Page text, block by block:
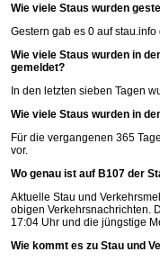
Wie viele Staus wurden
Gestern gab es 0 aufstau.info
Wie viele Staus wurden in
gemeldet?
In den letzten sieben Tagen
Wie viele Staus wurden in
Für die vergangenen 365
vor.
Wo genau ist auf B107 der
Aktuelle Stau und
obigen Verkehrsnachrichten.
17:04 Uhr und die jüngstige
Wie kommt es zu Stau und